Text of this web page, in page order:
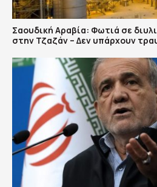
Σαουδική Αραβία: Φωτιά σε
στην Τζαζάν – Δεν υπάρχουν